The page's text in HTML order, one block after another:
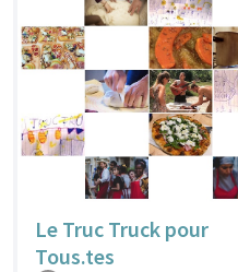
Le Truc Truck pour
Tous.tes